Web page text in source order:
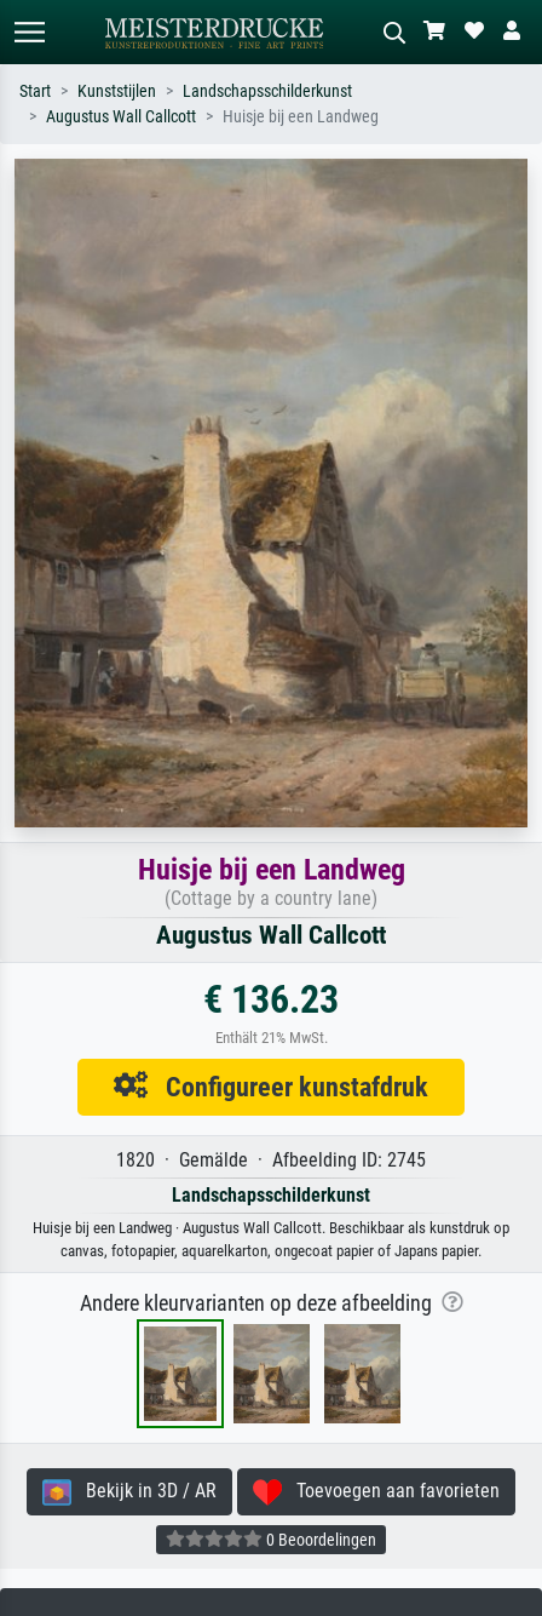
Monet, Sterrennacht, impressionisme,
Beschrijf de scène – bijv. groene
olieverfschilderij, staand naakt naast
Start Kunststijlen
Landschapsschilderkunst
Augustus Wall Callcott
Huisje bij een Landweg
Huisje bij een Landweg
(Cottage by a country lane)
Augustus Wall Callcott
€ 136.23
Enthält 21% MwSt.
Configureer kunstafdruk
1820 · Gemälde · Afbeelding ID: 2745
Landschapsschilderkunst
Huisje bij een Landweg · Augustus Wall Callcott. Beschikbaar als kunstdruk op
canvas, fotopapier, aquarelkarton, ongecoat papier of Japans papier.
Andere kleurvarianten op deze afbeelding
Bekijk in 3D / AR Toevoegen aan favorieten
0 Beoordelingen